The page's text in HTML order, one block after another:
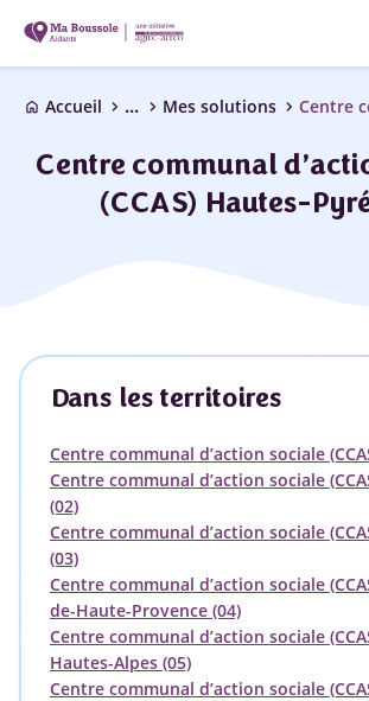
home Accueil chevron_right ... chevron_right Mes solutions chevron_right Centre
Centre communal
(CCAS) Hautes-
Dans les territoires
Centre communal d’action sociale
Centre communal d’action sociale
(02)
Centre communal d’action sociale
(03)
Centre communal d’action sociale
de-Haute-Provence (04)
Centre communal d’action sociale
Hautes-Alpes (05)
Centre communal d’action sociale